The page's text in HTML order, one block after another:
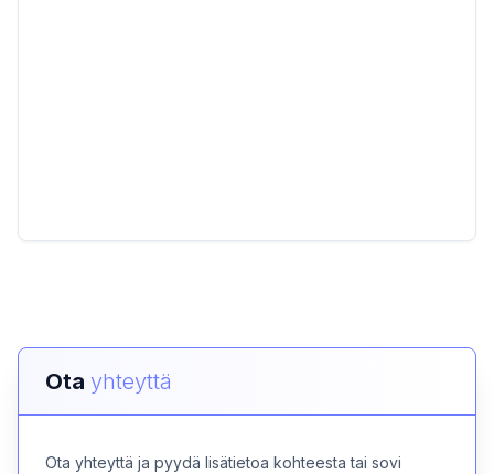
Ota yhteyttä
Ota yhteyttä ja pyydä lisätietoa kohteesta tai sovi